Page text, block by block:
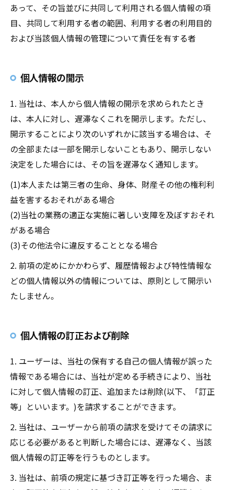
あって、その旨並びに共同して利用される個人情報の項
目、共同して利用する者の範囲、利用する者の利用目的
および当該個人情報の管理について責任を有する者
個人情報の開示
1. 当社は、本人から個人情報の開示を求められたとき
は、本人に対し、遅滞なくこれを開示します。ただし、
開示することにより次のいずれかに該当する場合は、そ
の全部または一部を開示しないこともあり、開示しない
決定をした場合には、その旨を遅滞なく通知します。
(1)本人または第三者の生命、身体、財産その他の権利利
益を害するおそれがある場合
(2)当社の業務の適正な実施に著しい支障を及ぼすおそれ
がある場合
(3)その他法令に違反することとなる場合
2. 前項の定めにかかわらず、履歴情報および特性情報な
どの個人情報以外の情報については、原則として開示い
たしません。
個人情報の訂正および削除
1. ユーザーは、当社の保有する自己の個人情報が誤った
情報である場合には、当社が定める手続きにより、当社
に対して個人情報の訂正、追加または削除(以下、「訂正
等」といいます。)を請求することができます。
2. 当社は、ユーザーから前項の請求を受けてその請求に
応じる必要があると判断した場合には、遅滞なく、当該
個人情報の訂正等を行うものとします。
3. 当社は、前項の規定に基づき訂正等を行った場合、ま